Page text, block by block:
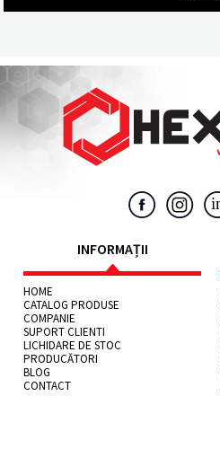
INFORMAȚII
HOME
CATALOG PRODUSE
COMPANIE
SUPORT CLIENTI
LICHIDARE DE STOC
PRODUCĂTORI
BLOG
CONTACT